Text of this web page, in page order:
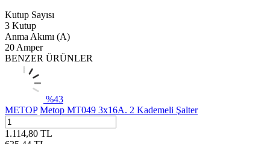
Kutup Sayısı
3 Kutup
Anma Akımı (A)
20 Amper
BENZER ÜRÜNLER
%43
METOP Metop MT049 3x16A. 2 Kademeli Şalter
1.114,80 TL